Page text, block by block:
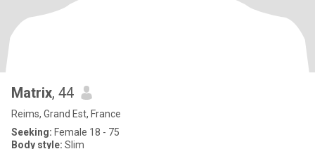
Matrix, 44
Reims, Grand Est, France
Seeking: Female 18 - 75
Body style: Slim